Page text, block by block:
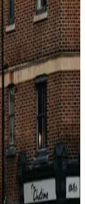
Hotel liegt
meist 18–28
aber nicht der
zu sein,
helfen. Aber es
Preis.